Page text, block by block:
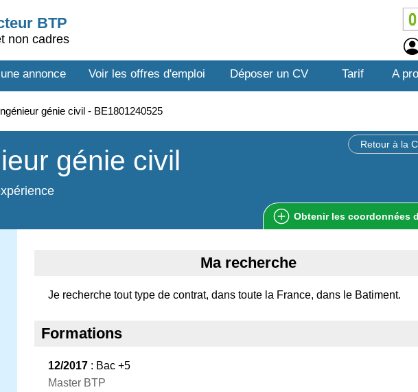
BTP
non cadres
annonce Voir les offres d'emploi Déposer un CV Tarif A
génie civil - BE1801240525
Retour à la
génie civil
Obtenir les coordonnées
Ma recherche
Je recherche tout type de contrat, dans toute la France, dans le Batiment.
Formations
12/2017 : Bac +5
Master BTP